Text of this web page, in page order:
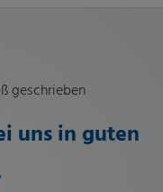
geschrieben
uns in guten